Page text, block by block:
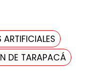
ARTIFICIALES
DE TARAPACÁ